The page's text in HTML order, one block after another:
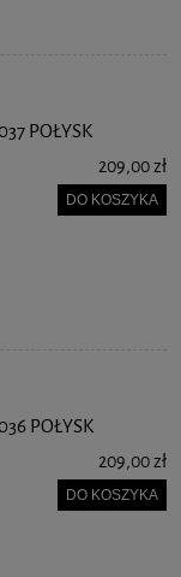
POŁYSK
209,00 zł
DO KOSZYKA
POŁYSK
209,00 zł
DO KOSZYKA